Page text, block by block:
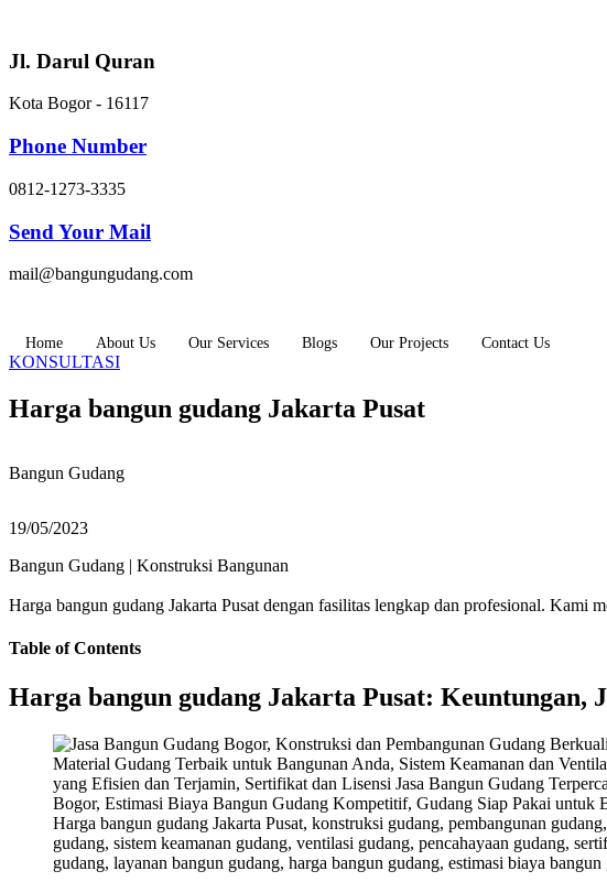
content
Jl. Darul Quran
Kota Bogor - 16117
Phone Number
0812-1273-3335
Send Your Mail
mail@bangungudang.com
Home About Us Our Services Blogs Our Projects Contact Us
KONSULTASI
Harga bangun gudang Jakarta Pusat
Bangun Gudang
19/05/2023
Bangun Gudang | Konstruksi Bangunan
Harga bangun gudang Jakarta Pusat dengan fasilitas lengkap dan profesional. Kami
Table of Contents
Harga bangun gudang Jakarta Pusat: Keuntungan,
Harga bangun gudang Jakarta Pusat, konstruksi gudang, pembangunan
gudang, sistem keamanan gudang, ventilasi gudang, pencahayaan gudang,
gudang, layanan bangun gudang, harga bangun gudang, estimasi biaya